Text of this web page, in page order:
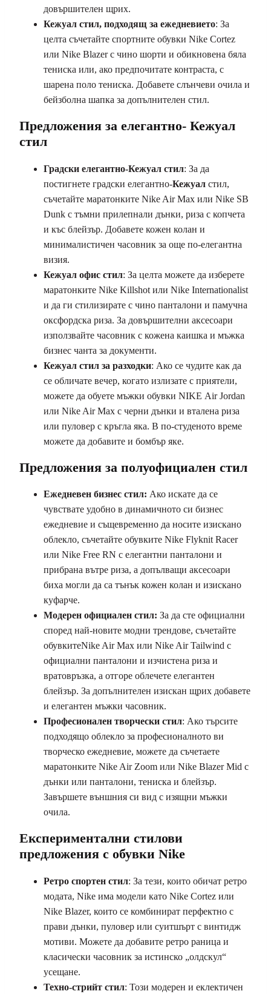
довършителен щрих.
Кежуал стил, подходящ за ежедневието: За
целта съчетайте спортните обувки Nike Cortez
или Nike Blazer с чино шорти и обикновена бяла
тениска или, ако предпочитате контраста, с
шарена поло тениска. Добавете слънчеви очила и
бейзболна шапка за допълнителен стил.
Предложения за елегантно- Кежуал
стил
Градски елегантно-Кежуал стил: За да
постигнете градски елегантно-Кежуал стил,
съчетайте маратонките Nike Air Max или Nike SB
Dunk с тъмни прилепнали дънки, риза с копчета
и къс блейзър. Добавете кожен колан и
минималистичен часовник за още по-елегантна
визия.
Кежуал офис стил: За целта можете да изберете
маратонките Nike Killshot или Nike Internationalist
и да ги стилизирате с чино панталони и памучна
оксфордска риза. За довършителни аксесоари
използвайте часовник с кожена каишка и мъжка
бизнес чанта за документи.
Кежуал стил за разходки: Ако се чудите как да
се обличате вечер, когато излизате с приятели,
можете да обуете мъжки обувки NIKE Air Jordan
или Nike Air Max с черни дънки и вталена риза
или пуловер с кръгла яка. В по-студеното време
можете да добавите и бомбър яке.
Предложения за полуофициален стил
Ежедневен бизнес стил: Ако искате да се
чувствате удобно в динамичното си бизнес
ежедневие и същевременно да носите изискано
облекло, съчетайте обувките Nike Flyknit Racer
или Nike Free RN с елегантни панталони и
прибрана вътре риза, а допълващи аксесоари
биха могли да са тънък кожен колан и изискано
куфарче.
Модерен официален стил: За да сте официални
според най-новите модни трендове, съчетайте
обувкитеNike Air Max или Nike Air Tailwind с
официални панталони и изчистена риза и
вратовръзка, а отгоре облечете елегантен
блейзър. За допълнителен изискан щрих добавете
и елегантен мъжки часовник.
Професионален творчески стил: Ако търсите
подходящо облекло за професионалното ви
творческо ежедневие, можете да съчетаете
маратонките Nike Air Zoom или Nike Blazer Mid с
дънки или панталони, тениска и блейзър.
Завършете външния си вид с изящни мъжки
очила.
Експериментални стилови
предложения с обувки Nike
Ретро спортен стил: За тези, които обичат ретро
модата, Nike има модели като Nike Cortez или
Nike Blazer, които се комбинират перфектно с
прави дънки, пуловер или суитшърт с винтидж
мотиви. Можете да добавите ретро раница и
класически часовник за истинско „олдскул“
усещане.
Техно-стрийт стил: Този модерен и еклектичен